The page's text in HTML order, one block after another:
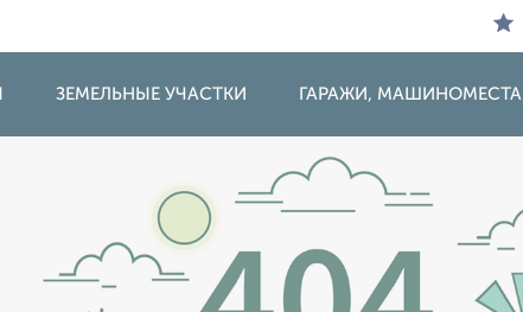
ЗЕМЕЛЬНЫЕ УЧАСТКИ ГАРАЖИ, МАШИНОМЕСТА